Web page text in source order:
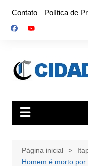
Contato Política de
Página inicial
Homem é morto